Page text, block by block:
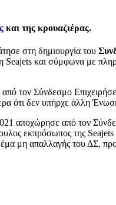
και της κρουαζιέρας.
στη δημιουργία του
Seajets και σύμφωνα με
τον Σύνδεσμο
ότι δεν υπήρχε άλλη
αποχώρησε από τον
εκπρόσωπος της
μη απαλλαγής του ΔΣ,